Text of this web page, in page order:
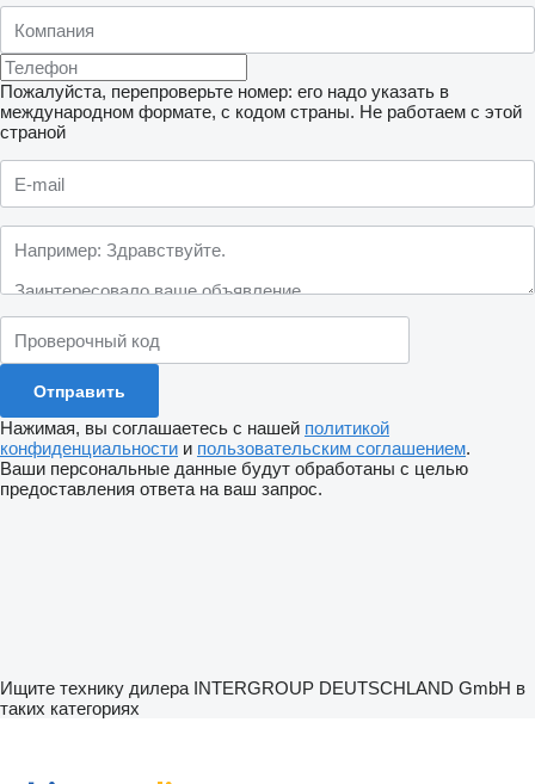
Пожалуйста, перепроверьте номер: его надо указать в
международном формате, с кодом страны. Не работаем с этой
страной
Нажимая, вы соглашаетесь с нашей политикой
конфиденциальности и пользовательским соглашением.
Ваши персональные данные будут обработаны с целью
предоставления ответа на ваш запрос.
Ищите технику дилера INTERGROUP DEUTSCHLAND GmbH в
таких категориях